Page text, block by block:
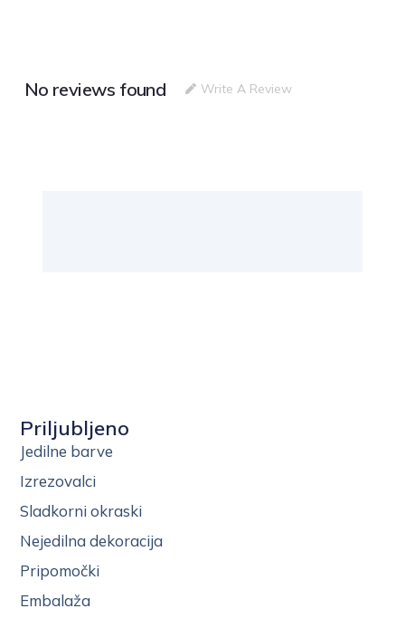
No reviews found Write A Review
Priljubljeno
Jedilne barve
Izrezovalci
Sladkorni okraski
Nejedilna dekoracija
Pripomočki
Embalaža